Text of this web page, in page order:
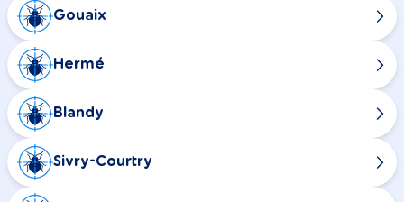
Gouaix
Hermé
Blandy
Sivry-Courtry